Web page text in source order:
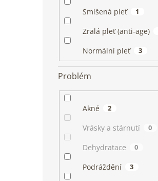
Smíšená pleť 1
Zralá pleť (anti-age)
Normální pleť 3
Problém
Akné 2
Vrásky a stárnutí 0
Dehydratace 0
Podráždění 3